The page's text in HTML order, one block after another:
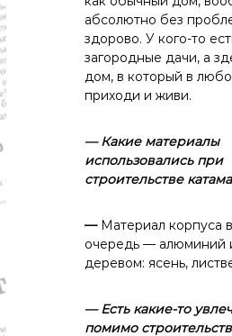
абсолютно без
здорово. У кого-то
загородные дачи, а
дом, в который в
приходи и живи.
— Какие материалы
использовались при
строительстве
—Материал корпуса
очередь — алюминий
деревом: ясень,
— Есть какие-то
помимо